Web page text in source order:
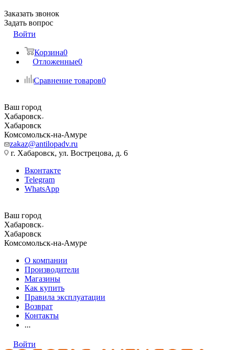
Заказать звонок
Задать вопрос
Войти
Корзина0
Отложенные0
Сравнение товаров0
Ваш город
Хабаровск
Хабаровск
Комсомольск-на-Амуре
zakaz@antilopadv.ru
г. Хабаровск, ул. Вострецова, д. 6
Вконтакте
Telegram
WhatsApp
Ваш город
Хабаровск
Хабаровск
Комсомольск-на-Амуре
О компании
Производители
Магазины
Как купить
Правила эксплуатации
Возврат
Контакты
...
Войти